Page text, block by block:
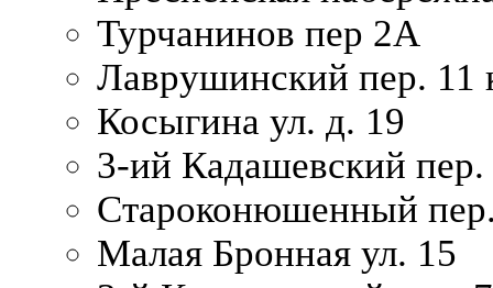
Турчанинов пер 2А
Лаврушинский пер. 11
Косыгина ул. д. 19
3-ий Кадашевский пер.
Староконюшенный
Малая Бронная ул. 15